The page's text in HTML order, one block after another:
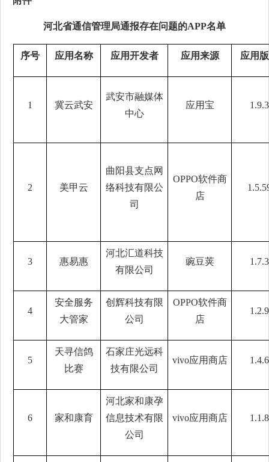
河北省通信管理局通报存在问题的APP名单
序号 应用名称 应用开发者 应用来源 应用
1 冀云武安
武安市融媒体
中心
应用宝 1.9.3
2 美甲云
曲阳县支点网
络科技有限公
司
OPPO软件商
店
3 惠易惠
河北汇道科技
有限公司
豌豆荚 1.7.3
4
安全服务
大管家
创辉科技有限
公司
OPPO软件商
店
1.2.9
5
天寻信鸽
比赛
石家庄光远科
技有限公司
vivo应用商店 1.4.6
6 家和康育
河北家和康孕
信息技术有限
公司
vivo应用商店 1.1.8